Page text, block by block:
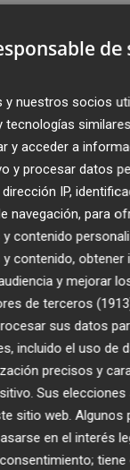
de
en toda
los
la
las que
Madrid,
impunidad
han
criminales
en el País
Coordinadora
Argentina
judicial
número 1 de
de
y nuestros socios
tecnologías
y acceder a
y procesar datos
IP,
navegación, para
y contenido
y contenido, obtener
y mejorar
de terceros
sus datos
incluido el uso de
precisos y
Sus elecciones
sitio web. Algunos
en el interés
tiene